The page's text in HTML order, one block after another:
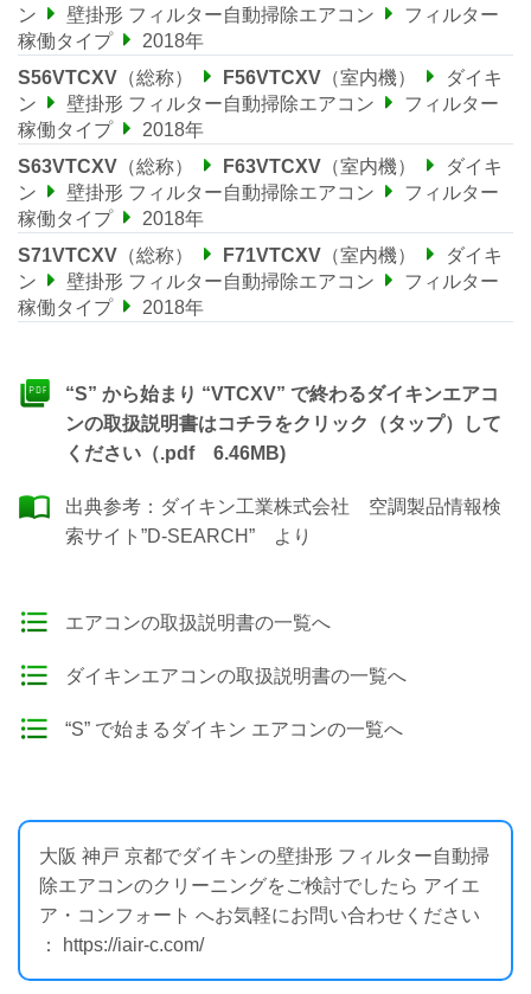
ン
壁掛形 フィルター自動掃除エアコン
フィルター
稼働タイプ
2018年
S56VTCXV （総称） F56VTCXV （室内機）
ダイキ
ン
壁掛形 フィルター自動掃除エアコン
フィルター
稼働タイプ
2018年
S63VTCXV （総称） F63VTCXV （室内機）
ダイキ
ン
壁掛形 フィルター自動掃除エアコン
フィルター
稼働タイプ
2018年
S71VTCXV （総称） F71VTCXV （室内機）
ダイキ
ン
壁掛形 フィルター自動掃除エアコン
フィルター
稼働タイプ
2018年
“S” から始まり “VTCXV” で終わるダイキンエアコ
ンの取扱説明書はコチラをクリック（タップ）して
ください（.pdf 6.46MB)
出典参考： ダイキン工業株式会社 空調製品情報検
索サイト”D-SEARCH” より
エアコンの取扱説明書の一覧へ
ダイキンエアコンの取扱説明書の一覧へ
“S” で始まるダイキン エアコンの一覧へ
大阪 神戸 京都でダイキンの壁掛形 フィルター自動掃
除エアコンのクリーニングをご検討でしたら アイエ
ア・コンフォート へお気軽にお問い合わせください
： https://iair-c.com/